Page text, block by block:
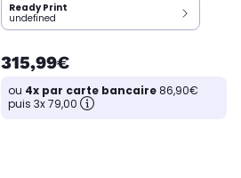
Ready Print
undefined
315,99€
ou 4x par carte bancaire86,90€
puis 3x 79,00